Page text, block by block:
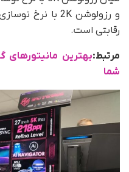
رقابتی است.
مرتبط:بهترین مانیتورهای
شما